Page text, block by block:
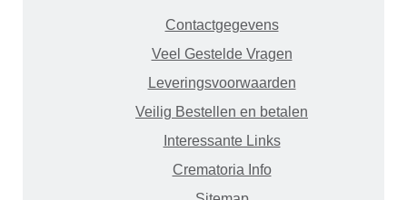
Contactgegevens
Veel Gestelde Vragen
Leveringsvoorwaarden
Veilig Bestellen en betalen
Interessante Links
Crematoria Info